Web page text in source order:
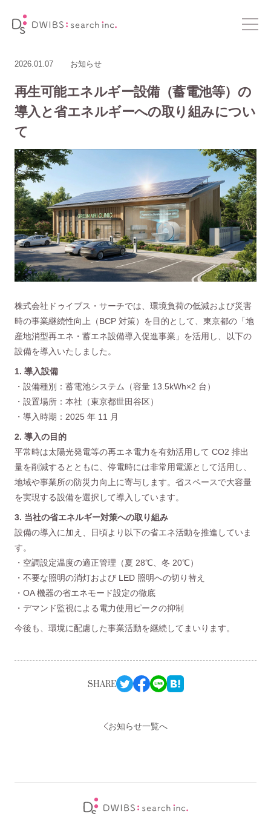
2026.01.07 お知らせ
再生可能エネルギー設備（蓄電池等）の
導入と省エネルギーへの取り組みについ
て
株式会社ドゥイブス・サーチでは、環境負荷の低減および災害
時の事業継続性向上（BCP 対策）を目的として、東京都の「地
産地消型再エネ・蓄エネ設備導入促進事業」を活用し、以下の
設備を導入いたしました。
1. 導入設備
・設備種別：蓄電池システム（容量 13.5kWh×2 台）
・設置場所：本社（東京都世田谷区）
・導入時期：2025 年 11 月
2. 導入の目的
平常時は太陽光発電等の再エネ電力を有効活用して CO2 排出
量を削減するとともに、停電時には非常用電源として活用し、
地域や事業所の防災力向上に寄与します。省スペースで大容量
を実現する設備を選択して導入しています。
3. 当社の省エネルギー対策への取り組み
設備の導入に加え、日頃より以下の省エネ活動を推進していま
す。
・空調設定温度の適正管理（夏 28℃、冬 20℃）
・不要な照明の消灯および LED 照明への切り替え
・OA 機器の省エネモード設定の徹底
・デマンド監視による電力使用ピークの抑制
今後も、環境に配慮した事業活動を継続してまいります。
SHARE
お知らせ一覧へ